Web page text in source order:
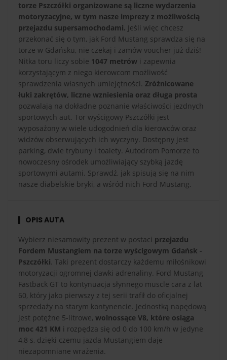
torze Pszczółki organizowane są liczne wydarzenia
motoryzacyjne, w tym nasze imprezy z możliwością
przejazdu supersamochodami. Jeśli więc chcesz
przekonać się o tym, jak Ford Mustang sprawdza się na
torze w Gdańsku, nie czekaj i zamów voucher już dziś!
Nitka toru liczy sobie 1047 metrów i zapewnia
korzystającym z niego kierowcom możliwość
sprawdzenia własnych umiejętności. Zróżnicowane
łuki zakrętów, liczne wzniesienia oraz długa prosta
pozwalają na dokładne poznanie właściwości jezdnych
sportowych aut. Tor wyścigowy Pszczółki jest
wyposażony w wiele udogodnień dla kierowców oraz
widzów obserwujących ich wyczyny. Dostępny jest
parking, dwie trybuny i toalety. Autodrom Pomorze to
nowoczesny ośrodek umożliwiający szybką jazdę
sportowymi autami. Sprawdź, jak spisują się na nim
nasze diabelskie bryki, a wśród nich Ford Mustang.
OPIS AUTA
Wybierz niesamowity prezent w postaci przejazdu
Fordem Mustangiem na torze wyścigowym Gdańsk -
Pszczółki. Taki prezent dostarczy każdemu miłośnikowi
motoryzacji ogromnej dawki adrenaliny. Ford Mustang
Fastback GT to kontynuacja słynnego muscle cara z lat
60, który jako pierwszy z tej serii trafił do oficjalnej
sprzedaży na starym kontynencie. Jednostką napędową
jest potężne 5-litrowe, wolnossące V8, które osiąga
moc 421 KM i rozpędza się od 0 do 100 km/h w jedyne
4,8 s, dzięki czemu jazda Mustangiem daje
niezapomniane wrażenia.